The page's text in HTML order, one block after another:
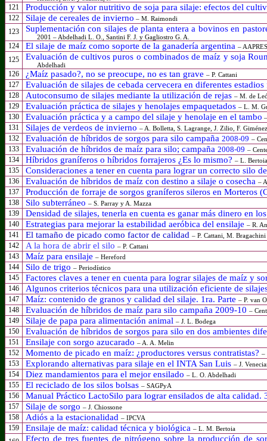
121 Producción y valor nutritivo de soja para silaje: efectos del
122 Silaje de cereales de invierno – M. Raimondi
123 Suplementación con silajes de planta entera a bovinos en
2001 – Abdelhadi L. O., Santini F. J. y Gagliostro G. A.
124 El silaje de maíz como soporte de la ganadería argentina –
125 Evaluación de cultivos puros o combinados de maíz y soja
Abdelhadi
126 ¿Maíz pasado?, no se preocupe, no es tan grave – P. Cattani
127 Evaluación de silajes de cebada cervecera en diferentes
128 Autoconsumo de silajes mediante la utilización de rejas – M. de
129 Evaluación práctica de silajes y henolajes empaquetados – L. M.
130 Evaluación práctica y a campo del silaje y henolaje en el tambo
131 Silajes de verdeos de invierno – A. Bolletta, S. Lagrange, J. Zilio, F.
132 Evaluación de híbridos de sorgos para silo campaña 2008-09 –
133 Evaluación de híbridos de maíz para silo; campaña 2008-09 –
134 Híbridos graníferos o híbridos forrajeros ¿Es lo mismo? – L. Bertoia
135 Consideraciones a tener en cuenta para lograr un correcto silo
136 Evaluación de híbridos de maíz con destino a silaje o cosecha –
137 Producción de forraje de sorgos graníferos sileros en Morteros
138 Silo subterráneo – S. Parray y A. Mazza
139 Densidad de silajes, tenerla en cuenta es ganar más dinero en
140 Estrategias para mejorar la estabilidad aeróbica del ensilaje – R.
141 El tamaño de picado como factor de calidad – P. Cattani, M. Bragachini
142 A la hora de abrir el silo – P. Cattani
143 Maíz para ensilaje – Hereford
144 Silo de trigo – Periodístico
145 Factores claves a tener en cuenta para lograr silajes de maíz y
146 Algunos criterios técnicos para una utilización eficiente de
147 Maíz: contenido de granos y calidad del silaje. 1ra. Parte – P. van
148 Evaluación de híbridos de maíz para silo campaña 2009-10 –
149 Silaje de papa para alimentación animal – J. L. Bodega
150 Evaluación de híbridos de sorgos para silo en dos ambientes
151 Ensilaje con sorgo azucarado – A. A. Melin
152 Momento de picado en maíz: ¿productores versus contratistas? –
153 Explorando alternativas para silaje en el INTA San Luis – J.
154 Diez mandamientos para el mejor ensilado – L. O. Abdelhadi
155 El reciclado de los silos bolsas – SAGPyA
156 Manual Práctico LactoSilo para lograr ensilados de alta calidad.
157 Silaje de sorgo –J. Chiossone
158 Adiós a la estacionalidad – IPCVA
159 Ensilaje de maíz: calidad técnica y biológica – L. M. Bertoia
Efecto de tres fuentes de nitrógeno sobre la producción de